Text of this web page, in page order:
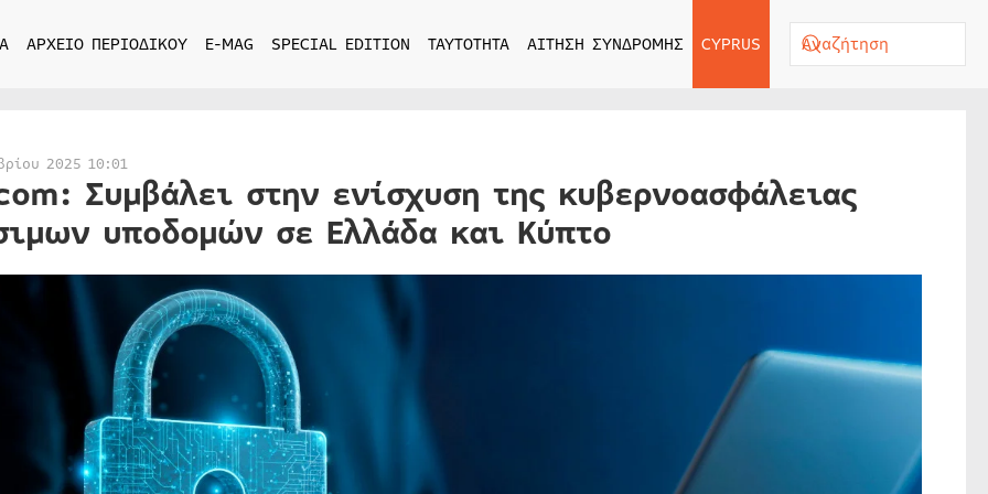
ΑΡΧΕΙΟ ΠΕΡΙΟΔΙΚΟΥ E-MAG SPECIAL EDITION ΤΑΥΤΟΤΗΤΑ ΑΙΤΗΣΗ ΣΥΝΔΡΟΜΗΣ CYPRUS
2025 10:01
Συμβάλει στην ενίσχυση της κυβερνοασφάλειας
υποδομών σε Ελλάδα και Κύπτο